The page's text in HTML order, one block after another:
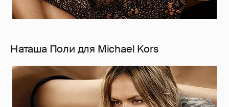
Наташа Поли для Michael Kors